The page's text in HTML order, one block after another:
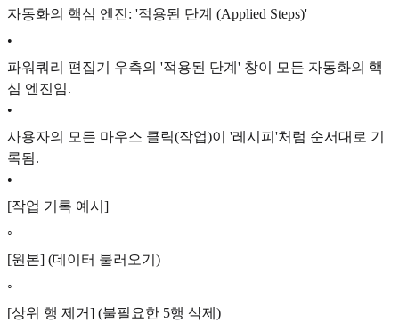
자동화의 핵심 엔진: '적용된 단계 (Applied Steps)'
•
파워쿼리 편집기 우측의 '적용된 단계' 창이 모든 자동화의 핵
심 엔진임.
•
사용자의 모든 마우스 클릭(작업)이 '레시피'처럼 순서대로 기
록됨.
•
[작업 기록 예시]
◦
[원본] (데이터 불러오기)
◦
[상위 행 제거] (불필요한 5행 삭제)